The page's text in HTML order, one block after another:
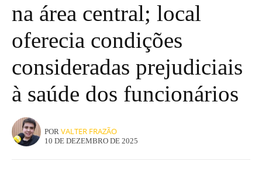
na área central; local
oferecia condições
consideradas prejudiciais
à saúde dos funcionários
POR VALTER FRAZÃO
10 DE DEZEMBRO DE 2025